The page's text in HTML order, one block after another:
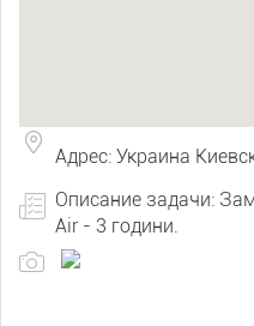
Адрес: Украина
Описание задачи:
Air - 3 години.